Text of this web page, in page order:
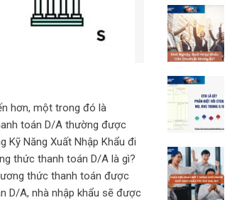
hơn, một trong đó là
toán D/A thường được
Kỹ Năng Xuất Nhập Khẩu đi
thức thanh toán D/A là gì?
thức thanh toán được
D/A, nhà nhập khẩu sẽ được